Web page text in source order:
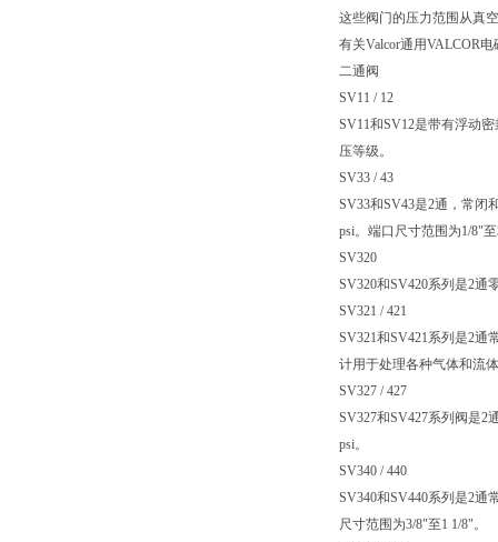
这些阀门的压力范围从真
有关Valcor通用VALCOR
二通阀
SV11 / 12
SV11和SV12是带有浮动
压等级。
SV33 / 43
SV33和SV43是2通，常闭
psi。端口尺寸范围为1/8"
SV320
SV320和SV420系列是2通
SV321 / 421
SV321和SV421系列是2通
计用于处理各种气体和流体
SV327 / 427
SV327和SV427系列阀是2
psi。
SV340 / 440
SV340和SV440系列是2通
尺寸范围为3/8"至1 1/8"。